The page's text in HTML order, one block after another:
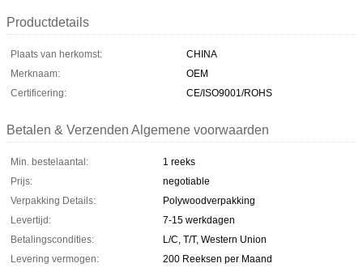
Productdetails
Plaats van herkomst:
CHINA
Merknaam:
OEM
Certificering:
CE/ISO9001/ROHS
Betalen & Verzenden Algemene voorwaarden
Min. bestelaantal:
1 reeks
Prijs:
negotiable
Verpakking Details:
Polywoodverpakking
Levertijd:
7-15 werkdagen
Betalingscondities:
L/C, T/T, Western Union
Levering vermogen:
200 Reeksen per Maand